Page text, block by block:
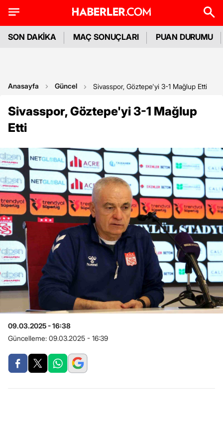
SON DAKİKA MAÇ SONUÇLARI PUAN DURUMU
Anasayfa Güncel Sivasspor, Göztepe'yi 3-1 Mağlup Etti
Sivasspor, Göztepe'yi 3-1 Mağlup
Etti
09.03.2025 - 16:38
Güncelleme: 09.03.2025 - 16:39